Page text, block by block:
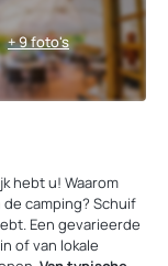
+ 9 foto's
hebt u! Waarom
camping? Schuif
Een gevarieerde
of van lokale